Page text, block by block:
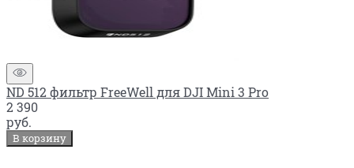
ND 512 фильтр FreeWell для DJI Mini 3 Pro
2 390
руб.
В корзину